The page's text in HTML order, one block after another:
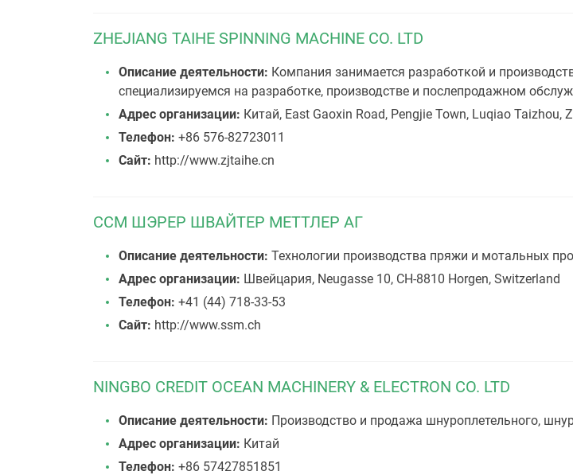
ZHEJIANG TAIHE SPINNING MACHINE CO. LTD
Описание деятельности: Компания занимается разработкой и
специализируемся на разработке, производстве и послепродажном
Адрес организации: Китай, East Gaoxin Road, Pengjie Town, Luqiao Taizhou,
Телефон: +86 576-82723011
Сайт: http://www.zjtaihe.cn
ССМ ШЭРЕР ШВАЙТЕР МЕТТЛЕР АГ
Описание деятельности: Технологии производства пряжи и мотальных
Адрес организации: Швейцария, Neugasse 10, CH-8810 Horgen, Switzerland
Телефон: +41 (44) 718-33-53
Сайт: http://www.ssm.ch
NINGBO CREDIT OCEAN MACHINERY & ELECTRON CO. LTD
Описание деятельности: Производство и продажа шнуроплетельного,
Адрес организации: Китай
Телефон: +86 57427851851